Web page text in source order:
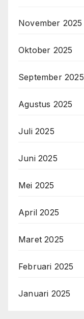
November 2025
Oktober 2025
September 2025
Agustus 2025
Juli 2025
Juni 2025
Mei 2025
April 2025
Maret 2025
Februari 2025
Januari 2025